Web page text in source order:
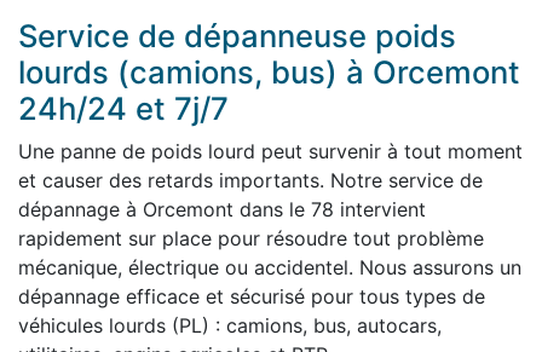
Service de dépanneuse poids
lourds (camions, bus) à Orcemont
24h/24 et 7j/7
Une panne de poids lourd peut survenir à tout moment
et causer des retards importants. Notre service de
dépannage à Orcemont dans le 78 intervient
rapidement sur place pour résoudre tout problème
mécanique, électrique ou accidentel. Nous assurons un
dépannage efficace et sécurisé pour tous types de
véhicules lourds (PL) : camions, bus, autocars,